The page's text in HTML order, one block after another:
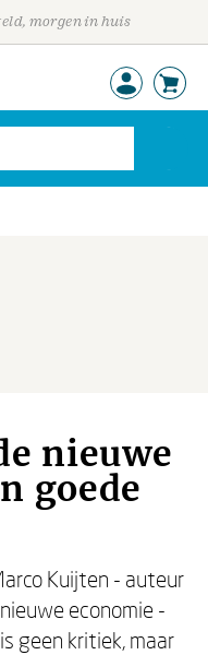
morgen in huis
nieuwe
goede
Kuijten - auteur
economie -
geen kritiek, maar